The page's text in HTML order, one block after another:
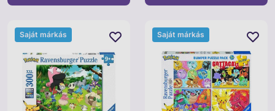
Saját márkás Saját márkás